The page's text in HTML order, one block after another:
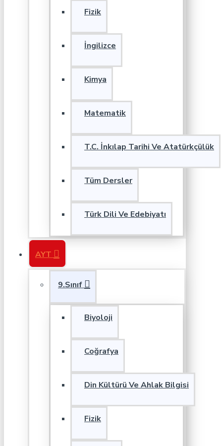
Fizik
İngilizce
Kimya
Matematik
T.C. İnkılap Tarihi Ve Atatürkçülük
Tüm Dersler
Türk Dili Ve Edebiyatı
AYT
9.Sınıf
Biyoloji
Coğrafya
Din Kültürü Ve Ahlak Bilgisi
Fizik